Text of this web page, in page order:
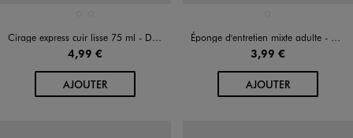
Cirage express cuir lisse 75 ml - De Clermont
4,99 €
AJOUTERAU PANIER
Éponge d'entretien mixte adulte - De Clermont
3,99 €
AJOUTERAU PANIER